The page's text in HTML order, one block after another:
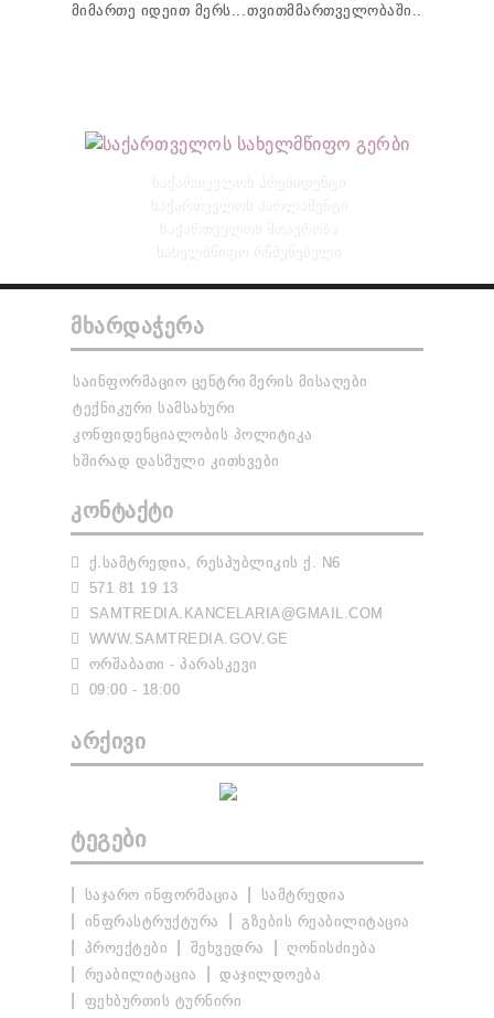
მიმართე იდეით მერს...თვითმმართველობაში...
ᲡᲐᲥᲐᲠᲗᲕᲔᲚᲝᲡ ᲞᲠᲔᲖᲘᲓᲔᲜᲢᲘ
ᲡᲐᲥᲐᲠᲗᲕᲔᲚᲝᲡ ᲞᲐᲠᲚᲐᲛᲔᲜᲢᲘ
ᲡᲐᲥᲐᲠᲗᲕᲔᲚᲝᲡ ᲛᲗᲐᲕᲠᲝᲑᲐ
ᲡᲐᲮᲔᲚᲛᲬᲘᲤᲝ ᲠᲬᲛᲣᲜᲔᲑᲣᲚᲘ
ᲛᲮᲐᲠᲓᲐᲭᲔᲠᲐ
ᲡᲐᲘᲜᲤᲝᲠᲛᲐᲪᲘᲝ ᲪᲔᲜᲢᲠᲘ ᲛᲔᲠᲘᲡ ᲛᲘᲡᲐᲦᲔᲑᲘ
ᲢᲔᲥᲜᲘᲙᲣᲠᲘ ᲡᲐᲛᲡᲐᲮᲣᲠᲘ
ᲙᲝᲜᲤᲘᲓᲔᲜᲪᲘᲐᲚᲝᲑᲘᲡ ᲞᲝᲚᲘᲢᲘᲙᲐ
ᲮᲨᲘᲠᲐᲓ ᲓᲐᲡᲛᲣᲚᲘ ᲙᲘᲗᲮᲕᲔᲑᲘ
ᲙᲝᲜᲢᲐᲥᲢᲘ
Ქ.ᲡᲐᲛᲢᲠᲔᲓᲘᲐ, ᲠᲔᲡᲞᲣᲑᲚᲘᲙᲘᲡ Ქ. N6
571 81 19 13
SAMTREDIA.KANCELARIA@GMAIL.COM
WWW.SAMTREDIA.GOV.GE
ᲝᲠᲨᲐᲑᲐᲗᲘ - ᲞᲐᲠᲐᲡᲙᲔᲕᲘ
09:00 - 18:00
ᲐᲠᲥᲘᲕᲘ
ᲢᲔᲒᲔᲑᲘ
ᲡᲐᲯᲐᲠᲝ ᲘᲜᲤᲝᲠᲛᲐᲪᲘᲐ
ᲡᲐᲛᲢᲠᲔᲓᲘᲐ
ᲘᲜᲤᲠᲐᲡᲢᲠᲣᲥᲢᲣᲠᲐ
ᲒᲖᲔᲑᲘᲡ ᲠᲔᲐᲑᲘᲚᲘᲢᲐᲪᲘᲐ
ᲞᲠᲝᲔᲥᲢᲔᲑᲘ
ᲨᲔᲮᲕᲔᲓᲠᲐ
ᲦᲝᲜᲘᲡᲫᲘᲔᲑᲐ
ᲠᲔᲐᲑᲘᲚᲘᲢᲐᲪᲘᲐ
ᲓᲐᲯᲘᲚᲓᲝᲔᲑᲐ
ᲤᲔᲮᲑᲣᲠᲗᲘᲡ ᲢᲣᲠᲜᲘᲠᲘ